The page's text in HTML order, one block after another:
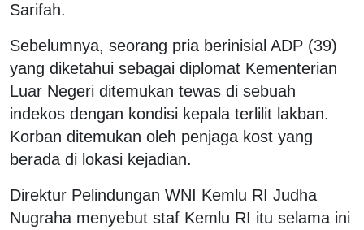
Sarifah.
Sebelumnya, seorang pria berinisial ADP (39)
yang diketahui sebagai diplomat Kementerian
Luar Negeri ditemukan tewas di sebuah
indekos dengan kondisi kepala terlilit lakban.
Korban ditemukan oleh penjaga kost yang
berada di lokasi kejadian.
Direktur Pelindungan WNI Kemlu RI Judha
Nugraha menyebut staf Kemlu RI itu selama ini